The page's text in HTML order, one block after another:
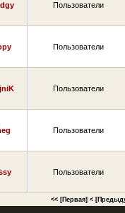
Пользователи
Пользователи
Пользователи
Пользователи
Пользователи
<< [Первая] <